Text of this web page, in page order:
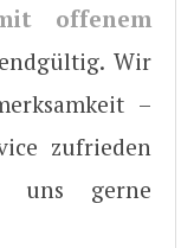
offenem
Wir
–
zufrieden
uns gerne